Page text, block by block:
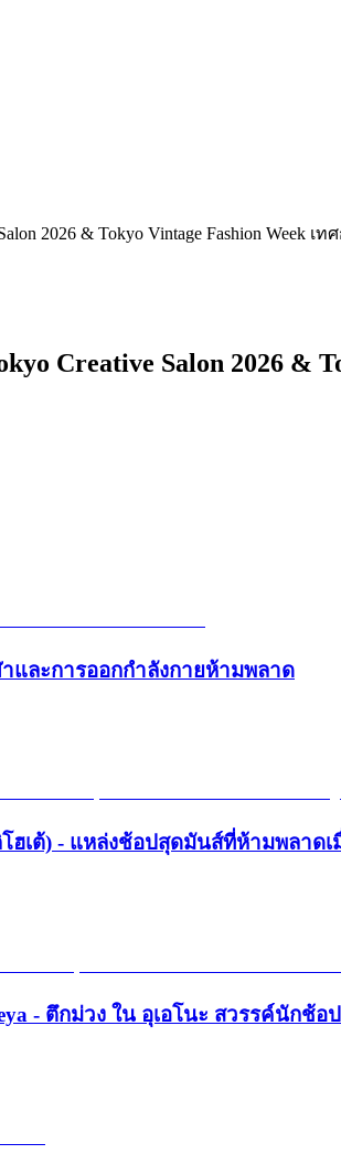
2026 & Tokyo Vintage Fashion Week
Creative Salon 2026
และการออกกำลังกายห้ามพลาด
ฮเต้) - แหล่งช้อปสุดมันส์ที่ห้ามพลาด
- ตึกม่วง ใน อุเอโนะ สวรรค์นักช้อ